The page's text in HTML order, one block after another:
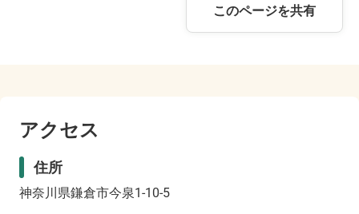
このページを共有
アクセス
住所
神奈川県鎌倉市今泉1-10-5